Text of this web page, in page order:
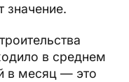
значение.
в среднем
в месяц — это